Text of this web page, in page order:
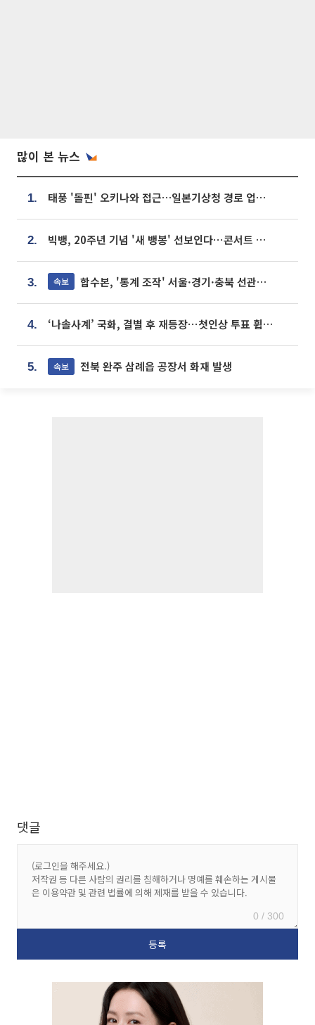
많이 본 뉴스
1. 태풍 '돌핀' 오키나와 접근…일본기상청 경로 업데이트
2. 빅뱅, 20주년 기념 '새 뱅봉' 선보인다⋯콘서트 앞두고 팝업 개최
3. 속보 합수본, '통계 조작' 서울·경기·충북 선관위 등 추가 압수수색
4. ‘나솔사계’ 국화, 결별 후 재등장⋯첫인상 투표 휩쓸고 ‘인기녀’ 등극
5. 속보 전북 완주 삼례읍 공장서 화재 발생
댓글
0 / 300